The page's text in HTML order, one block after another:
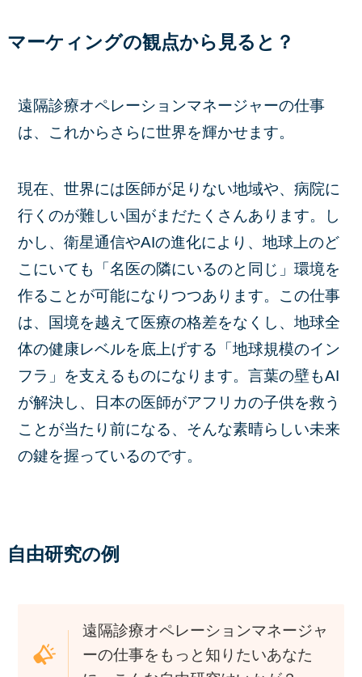
マーケィングの観点から見ると？
遠隔診療オペレーションマネージャーの仕事
は、これからさらに世界を輝かせます。
現在、世界には医師が足りない地域や、病院に
行くのが難しい国がまだたくさんあります。し
かし、衛星通信やAIの進化により、地球上のど
こにいても「名医の隣にいるのと同じ」環境を
作ることが可能になりつつあります。この仕事
は、国境を越えて医療の格差をなくし、地球全
体の健康レベルを底上げする「地球規模のイン
フラ」を支えるものになります。言葉の壁もAI
が解決し、日本の医師がアフリカの子供を救う
ことが当たり前になる、そんな素晴らしい未来
の鍵を握っているのです。
自由研究の例
遠隔診療オペレーションマネージャ
ーの仕事をもっと知りたいあなた